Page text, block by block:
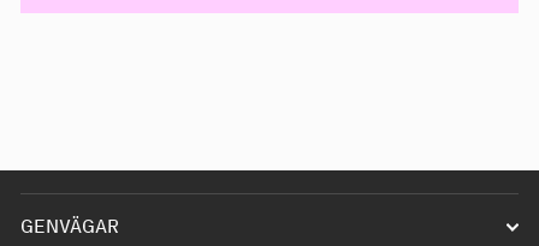
GENVÄGAR